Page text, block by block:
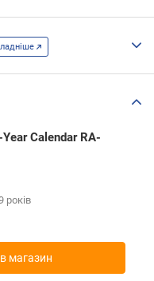
Calendar RA-
років
магазин